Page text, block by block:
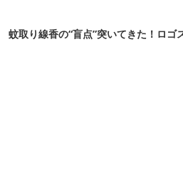
蚊取り線香の“盲点”突いてきた！ロゴ